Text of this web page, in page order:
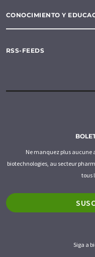
CONOCIMIENTO Y
RSS-FEEDS
Ne manquez plus aucune
biotechnologies, au secteur
tous
Siga a